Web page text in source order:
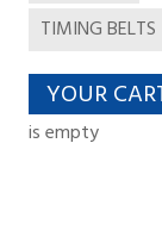
TIMING BELTS
YOUR
is empty